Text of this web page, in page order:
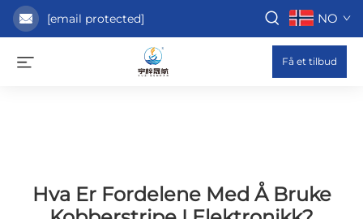
[email protected] NO
Få et tilbud
Hva Er Fordelene Med Å Bruke